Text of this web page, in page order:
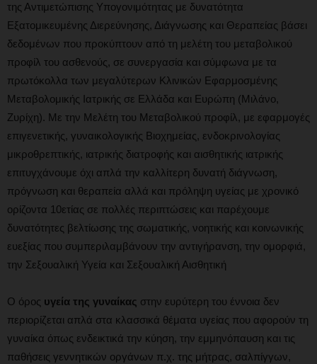
της Αντιμετώπισης Υπογονιμότητας με δυνατότητα
Εξατομικευμένης Διερεύνησης, Διάγνωσης και Θεραπείας βάσει
δεδομένων που προκύπτουν από τη μελέτη του μεταβολικού
προφίλ του ασθενούς, σε συνεργασία και σύμφωνα με τα
πρωτόκολλα των μεγαλύτερων Κλινικών Εφαρμοσμένης
Μεταβολομικής Ιατρικής σε Ελλάδα και Ευρώπη (Μιλάνο,
Ζυρίχη). Με την Μελέτη του Μεταβολικού προφίλ, με εφαρμογές
επιγενετικής, γυναικολογικής Βιοχημείας, ενδοκρινολογίας
μικροθρεπτικής, ιατρικής διατροφής και αισθητικής ιατρικής
επιτυγχάνουμε όχι απλά την καλλίτερη δυνατή διάγνωση,
πρόγνωση και θεραπεία αλλά και πρόληψη υγείας με χρονικό
ορίζοντα 10ετίας σε πολλές περιπτώσεις και παρέχουμε
δυνατότητες βελτίωσης της σωματικής, νοητικής και κοινωνικής
ευεξίας που συμπεριλαμβάνουν την αντιγήρανση, την ομορφιά,
την Σεξουαλική Υγεία και Σεξουαλική Αισθητική
Ο όρος υγεία της γυναίκας στην ευρύτερη του έννοια δεν
περιορίζεται απλά στα κλασσικά θέματα υγείας που αφορούν τη
γυναίκα όπως ενδεικτικά την κύηση, την εμμηνόπαυση και τις
παθήσεις γεννητικών οργάνων π.χ. της μήτρας, σαλπίγγων,